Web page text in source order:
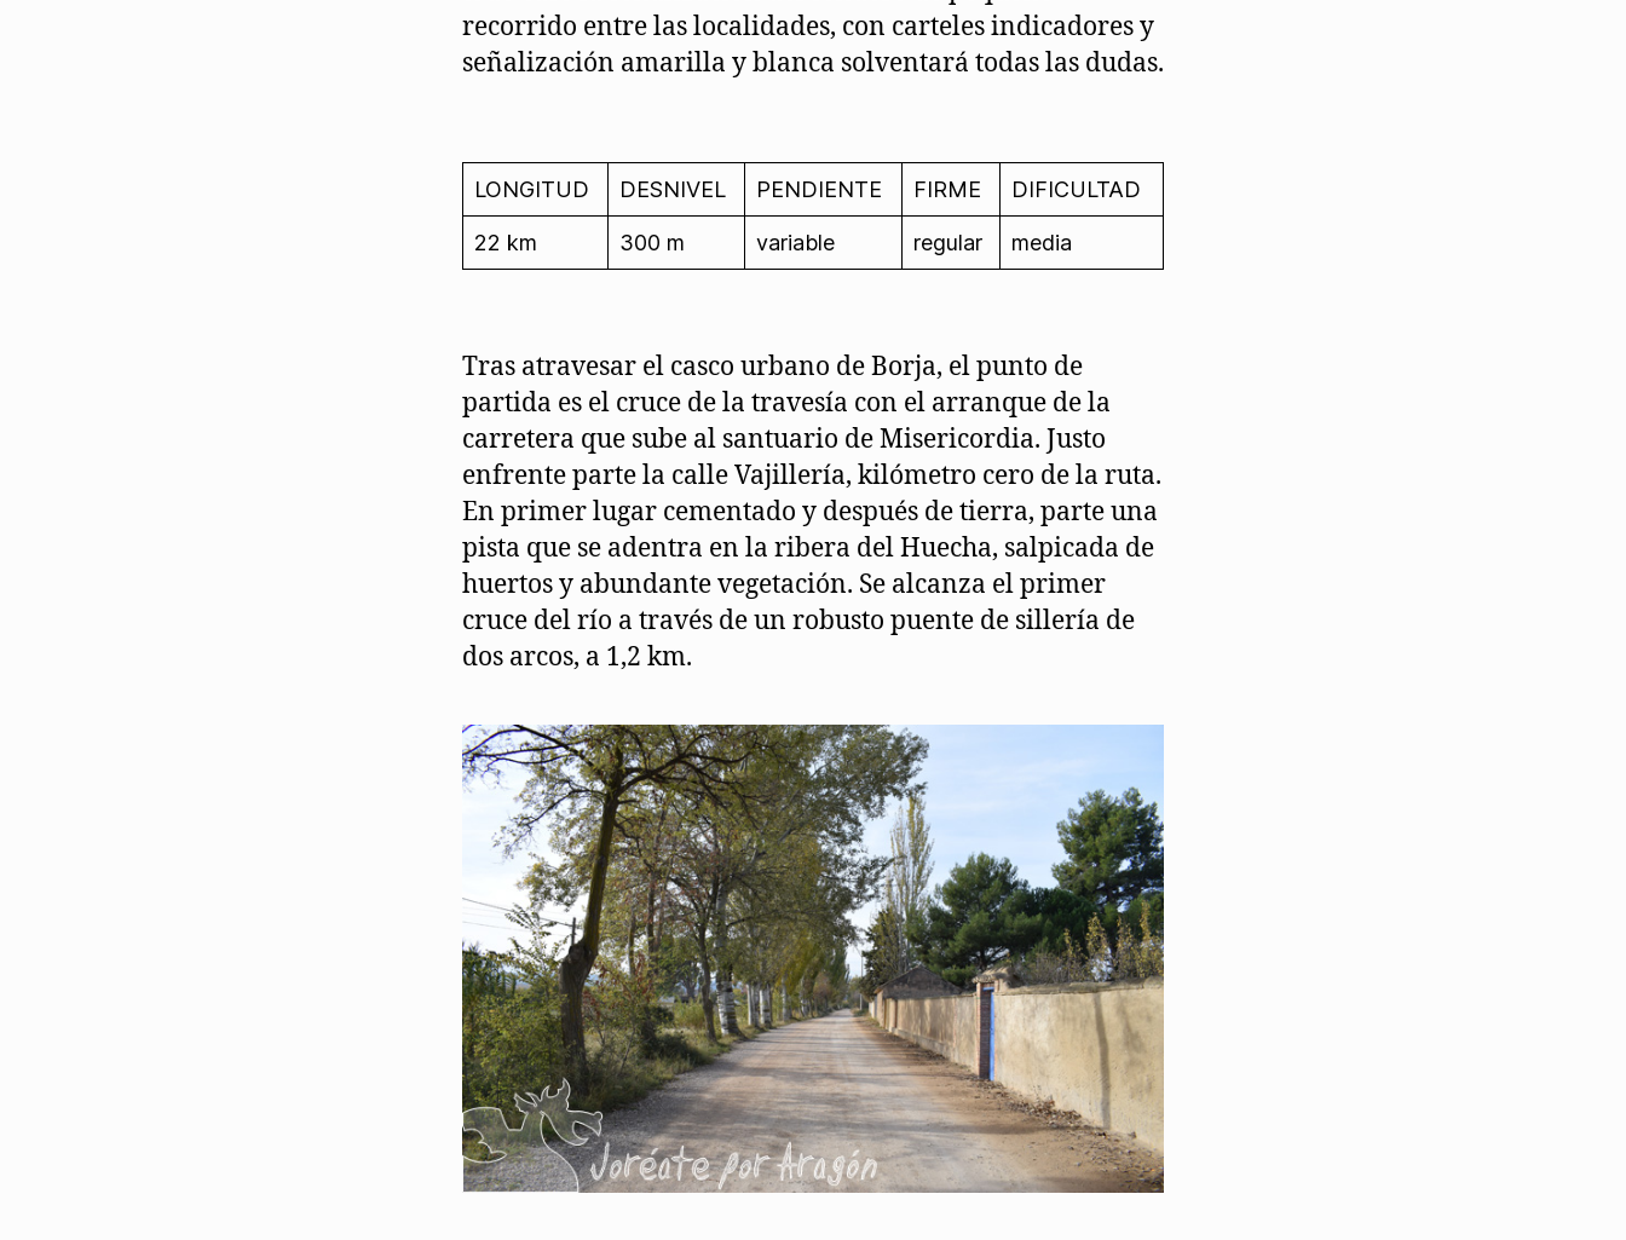
recorrido entre las localidades, con carteles indicadores y
señalización amarilla y blanca solventará todas las dudas.
LONGITUD DESNIVEL PENDIENTE FIRME DIFICULTAD
22 km 300 m variable regular media
Tras atravesar el casco urbano de Borja, el punto de
partida es el cruce de la travesía con el arranque de la
carretera que sube al santuario de Misericordia. Justo
enfrente parte la calle Vajillería, kilómetro cero de la ruta.
En primer lugar cementado y después de tierra, parte una
pista que se adentra en la ribera del Huecha, salpicada de
huertos y abundante vegetación. Se alcanza el primer
cruce del río a través de un robusto puente de sillería de
dos arcos, a 1,2 km.